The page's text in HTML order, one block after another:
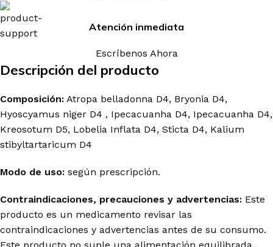
Atención inmediata
Escríbenos Ahora
Descripción del producto
Composición: Atropa belladonna D4, Bryonia D4,
Hyoscyamus niger D4 , Ipecacuanha D4, Ipecacuanha D4,
Kreosotum D5, Lobelia Inflata D4, Sticta D4, Kalium
stibyltartaricum D4
Modo de uso: según prescripción.
Contraindicaciones, precauciones y advertencias: Este
producto es un medicamento revisar las
contraindicaciones y advertencias antes de su consumo.
Este producto no suple una alimentación equilibrada.